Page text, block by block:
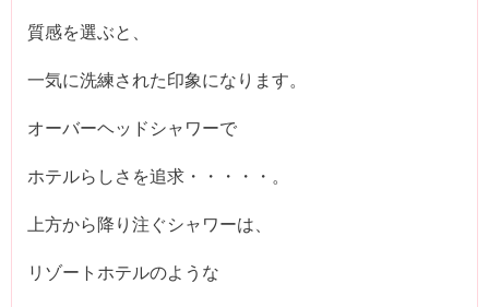
質感を選ぶと、
一気に洗練された印象になります。
オーバーヘッドシャワーで
ホテルらしさを追求・・・・・。
上方から降り注ぐシャワーは、
リゾートホテルのような